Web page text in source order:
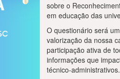
sobre o
em educação das
O questionário será
valorização da nossa
participação ativa de
informações que
técnico-administrativos.